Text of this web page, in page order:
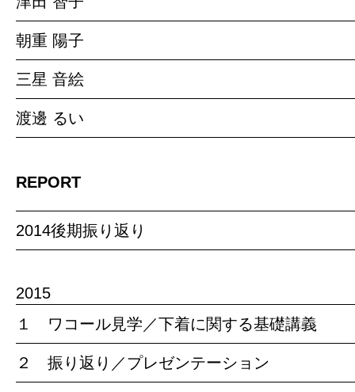
朝重 陽子
三星 音絵
渡邊 るい
REPORT
2014後期振り返り
2015
１ ワコール見学／下着に関する基礎講義
２ 振り返り／プレゼンテーション